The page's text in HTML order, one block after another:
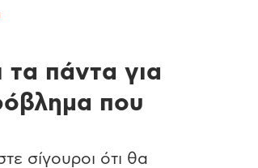
τα πάντα για
που
σίγουροι ότι θα